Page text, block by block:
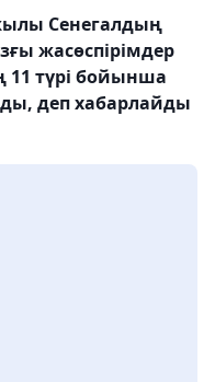
Сенегалдың
жасөспірімдер
түрі бойынша
деп хабарлайды